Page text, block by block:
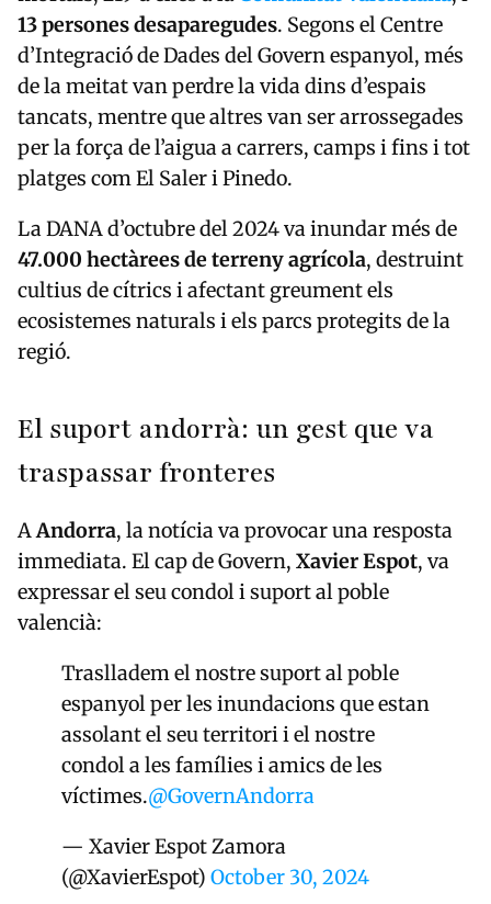
13 persones desaparegudes. Segons el Centre
d’Integració de Dades del Govern espanyol, més
de la meitat van perdre la vida dins d’espais
tancats, mentre que altres van ser arrossegades
per la força de l’aigua a carrers, camps i fins i tot
platges com El Saler i Pinedo.
La DANA d’octubre del 2024 va inundar més de
47.000 hectàrees de terreny agrícola, destruint
cultius de cítrics i afectant greument els
ecosistemes naturals i els parcs protegits de la
regió.
El suport andorrà: un gest que va
traspassar fronteres
A Andorra, la notícia va provocar una resposta
immediata. El cap de Govern, Xavier Espot, va
expressar el seu condol i suport al poble
valencià:
Traslladem el nostre suport al poble
espanyol per les inundacions que estan
assolant el seu territori i el nostre
condol a les famílies i amics de les
víctimes.@GovernAndorra
— Xavier Espot Zamora
(@XavierEspot) October 30, 2024